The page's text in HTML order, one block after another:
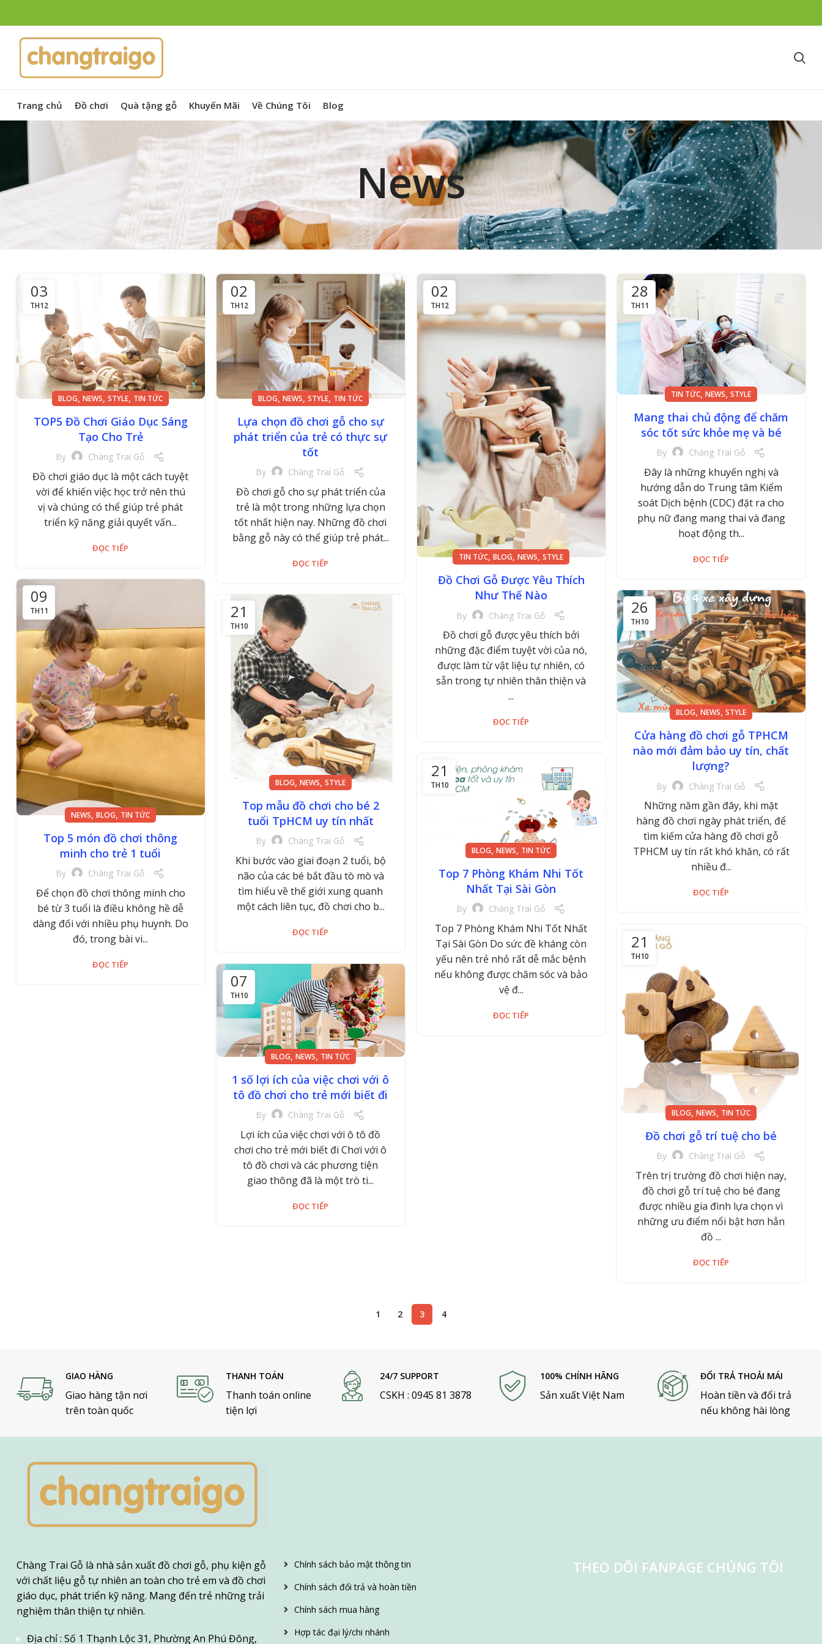
Trang chủ Đồ chơi Quà tặng gỗ Khuyến Mãi Về Chúng Tôi Blog
News
03
TH12
BLOG,NEWS,STYLE, TIN TỨC
TOP5 Đồ Chơi Giáo Dục Sáng
Tạo Cho Trẻ
By Chàng Trai Gỗ
Đồ chơi giáo dục là một cách tuyệt
vời để khiến việc học trở nên thú
vị và chúng có thể giúp trẻ phát
triển kỹ năng giải quyết vấn...
ĐỌC TIẾP
02
TH12
BLOG,NEWS,STYLE, TIN TỨC
Lựa chọn đồ chơi gỗ cho sự
phát triển của trẻ có thực sự
tốt
By Chàng Trai Gỗ
Đồ chơi gỗ cho sự phát triển của
trẻ là một trong những lựa chọn
tốt nhất hiện nay. Những đồ chơi
bằng gỗ này có thể giúp trẻ phát...
ĐỌC TIẾP
02
TH12
TIN TỨC,BLOG,NEWS,STYLE
Đồ Chơi Gỗ Được Yêu Thích
Như Thế Nào
By Chàng Trai Gỗ
Đồ chơi gỗ được yêu thích bởi
những đặc điểm tuyệt vời của nó,
được làm từ vật liệu tự nhiên, có
sẵn trong tự nhiên thân thiện và
...
ĐỌC TIẾP
28
TH11
TIN TỨC,NEWS,STYLE
Mang thai chủ động để chăm
sóc tốt sức khỏe mẹ và bé
By Chàng Trai Gỗ
Đây là những khuyến nghị và
hướng dẫn do Trung tâm Kiểm
soát Dịch bệnh (CDC) đặt ra cho
phụ nữ đang mang thai và đang
hoạt động th...
ĐỌC TIẾP
09
TH11
NEWS,BLOG, TIN TỨC
Top 5 món đồ chơi thông
minh cho trẻ 1 tuổi
By Chàng Trai Gỗ
Để chọn đồ chơi thông minh cho
bé từ 3 tuổi là điều không hề dễ
dàng đối với nhiều phụ huynh. Do
đó, trong bài vi...
ĐỌC TIẾP
26
TH10
BLOG,NEWS,STYLE
Cửa hàng đồ chơi gỗ TPHCM
nào mới đảm bảo uy tín, chất
lượng?
By Chàng Trai Gỗ
Những năm gần đây, khi mặt
hàng đồ chơi ngày phát triển, để
tìm kiếm cửa hàng đồ chơi gỗ
TPHCM uy tín rất khó khăn, có rất
nhiều đ...
ĐỌC TIẾP
21
TH10
BLOG,NEWS,STYLE
Top mẫu đồ chơi cho bé 2
tuổi TpHCM uy tín nhất
By Chàng Trai Gỗ
Khi bước vào giai đoạn 2 tuổi, bộ
não của các bé bắt đầu tò mò và
tìm hiểu về thế giới xung quanh
một cách liên tục, đồ chơi cho b...
ĐỌC TIẾP
21
TH10
BLOG,NEWS, TIN TỨC
Top 7 Phòng Khám Nhi Tốt
Nhất Tại Sài Gòn
By Chàng Trai Gỗ
Top 7 Phòng Khám Nhi Tốt Nhất
Tại Sài Gòn Do sức đề kháng còn
yếu nên trẻ nhỏ rất dễ mắc bệnh
nếu không được chăm sóc và bảo
vệ đ...
ĐỌC TIẾP
21
TH10
BLOG,NEWS, TIN TỨC
Đồ chơi gỗ trí tuệ cho bé
By Chàng Trai Gỗ
Trên trị trường đồ chơi hiện nay,
đồ chơi gỗ trí tuệ cho bé đang
được nhiều gia đình lựa chọn vì
những ưu điểm nổi bật hơn hẳn
đồ ...
ĐỌC TIẾP
07
TH10
BLOG,NEWS, TIN TỨC
1 số lợi ích của việc chơi với ô
tô đồ chơi cho trẻ mới biết đi
By Chàng Trai Gỗ
Lợi ích của việc chơi với ô tô đồ
chơi cho trẻ mới biết đi Chơi với ô
tô đồ chơi và các phương tiện
giao thông đã là một trò ti...
ĐỌC TIẾP
1 2 3 4
GIAO HÀNG
Giao hàng tận nơi
trên toàn quốc
THANH TOÁN
Thanh toán online
tiện lợi
24/7 SUPPORT
CSKH : 0945 81 3878
100% CHÍNH HÃNG
Sản xuất Việt Nam
ĐỔI TRẢ THOẢI MÁI
Hoàn tiền và đổi trả
nếu không hài lòng
Chàng Trai Gỗ là nhà sản xuất đồ chơi gỗ, phụ kiện gỗ
với chất liệu gỗ tự nhiên an toàn cho trẻ em và đồ chơi
giáo dục, phát triển kỹ năng. Mang đến trẻ những trải
nghiệm thân thiện tự nhiên.
Địa chỉ : Số 1 Thạnh Lộc 31, Phường An Phú Đông,
Chính sách bảo mật thông tin
Chính sách đổi trả và hoàn tiền
Chính sách mua hàng
Hợp tác đại lý/chi nhánh
THEO DÕI FANPAGE CHÚNG TÔI